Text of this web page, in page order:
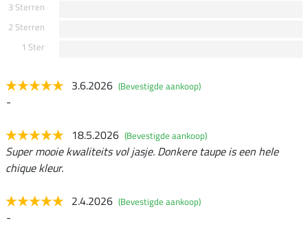
3 Sterren
2 Sterren
1 Ster
3.6.2026 (Bevestigde aankoop)
-
18.5.2026 (Bevestigde aankoop)
Super mooie kwaliteits vol jasje. Donkere taupe is een hele
chique kleur.
2.4.2026 (Bevestigde aankoop)
-